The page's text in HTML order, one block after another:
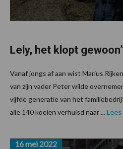
Lely, het klopt
Vanaf jongs af aan wist Marius
van zijn vader Peter wilde
vijfde generatie van het
alle 140 koeien verhuisd naar ... Lees
16 mei 2022